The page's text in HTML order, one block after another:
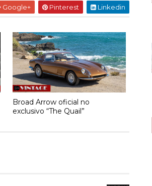
Google+ Pinterest Linkedin
Broad Arrow oficial no
exclusivo “The Quail”